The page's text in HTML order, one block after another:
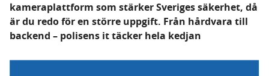
kameraplattform som stärker Sveriges säkerhet, då
är du redo för en större uppgift. Från hårdvara till
backend – polisens it täcker hela kedjan